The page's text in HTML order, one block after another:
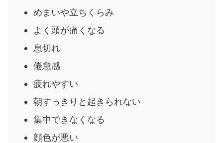
めまいや立ちくらみ
よく頭が痛くなる
息切れ
倦怠感
疲れやすい
朝すっきりと起きられない
集中できなくなる
顔色が悪い